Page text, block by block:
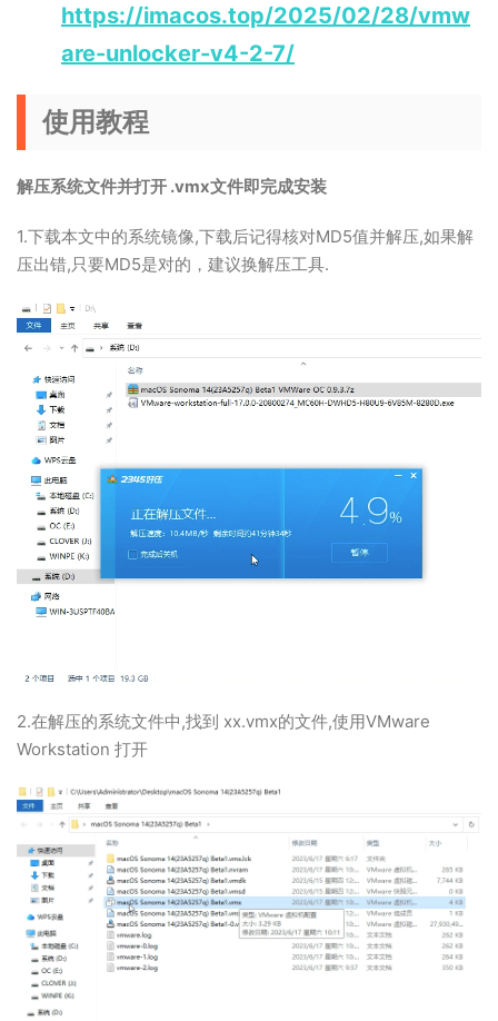
https://imacos.top/2025/02/28/vmw
are-unlocker-v4-2-7/
使用教程
解压系统文件并打开 .vmx文件即完成安装
1.下载本文中的系统镜像,下载后记得核对MD5值并解压,如果解
压出错,只要MD5是对的，建议换解压工具.
2.在解压的系统文件中,找到 xx.vmx的文件,使用VMware
Workstation 打开